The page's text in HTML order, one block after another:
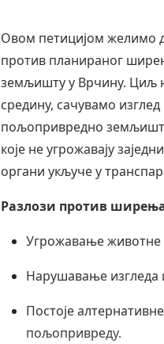
Овом петицијом желимо
против планираног
земљишту у Врчину. Циљ
средину, сачувамо
пољопривредно
које не угрожавају
органи укључе у
Разлози против
Угрожавање животне
Нарушавање изгледа
Постоје
пољопривреду.